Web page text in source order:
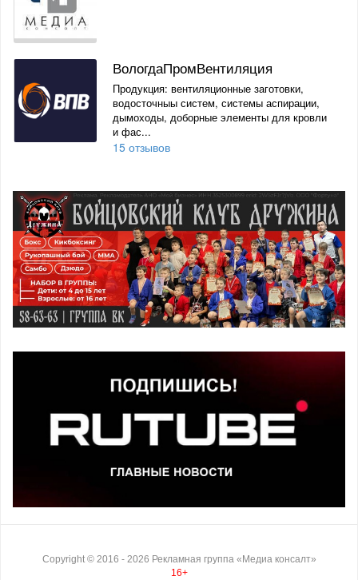
ВологдаПромВентиляция
Продукция: вентиляционные заготовки,
водосточныы систем, системы аспирации,
дымоходы, доборные элементы для кровли
и фас...
15 отзывов
Copyright © 2016 - 2026 Рекламная группа «Медиа консалт»
16+